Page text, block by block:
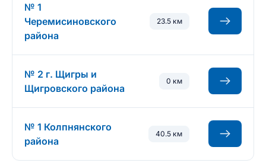
№ 1
Черемисиновского
района
23.5 км
№ 2 г. Щигры и
Щигровского района
0 км
№ 1 Колпнянского
района
40.5 км